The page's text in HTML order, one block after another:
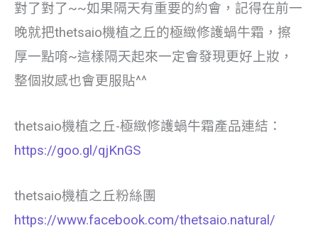
對了對了~~如果隔天有重要的約會，記得在前一
晚就把thetsaio機植之丘的極緻修護蝸牛霜，擦
厚一點唷~這樣隔天起來一定會發現更好上妝，
整個妝感也會更服貼^^
thetsaio機植之丘-極緻修護蝸牛霜產品連結：
https://goo.gl/qjKnGS
thetsaio機植之丘粉絲團
https://www.facebook.com/thetsaio.natural/